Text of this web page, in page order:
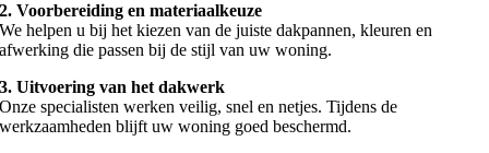
2. Voorbereiding en materiaalkeuze
We helpen u bij het kiezen van de juiste dakpannen, kleuren en
afwerking die passen bij de stijl van uw woning.
3. Uitvoering van het dakwerk
Onze specialisten werken veilig, snel en netjes. Tijdens de
werkzaamheden blijft uw woning goed beschermd.